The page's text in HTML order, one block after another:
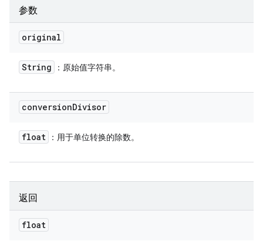
参数
original
String ：原始值字符串。
conversionDivisor
float ：用于单位转换的除数。
返回
float